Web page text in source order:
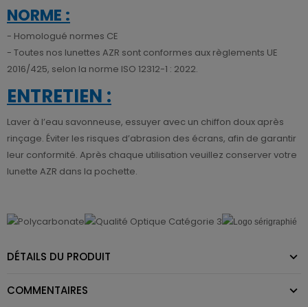
NORME :
- Homologué normes CE
- Toutes nos lunettes AZR sont conformes aux règlements UE
2016/425, selon la norme ISO 12312-1 : 2022.
ENTRETIEN :
Laver à l’eau savonneuse, essuyer avec un chiffon doux après
rinçage. Éviter les risques d’abrasion des écrans, afin de garantir
leur conformité. Après chaque utilisation veuillez conserver votre
lunette AZR dans la pochette.
DÉTAILS DU PRODUIT
COMMENTAIRES